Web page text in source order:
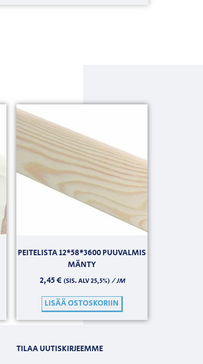
PEITELISTA 12*58*3600 PUUVALMIS
MÄNTY
2,45€ (SIS. ALV 25,5%)/ JM
LISÄÄ OSTOSKORIIN
TILAA UUTISKIRJEEMME